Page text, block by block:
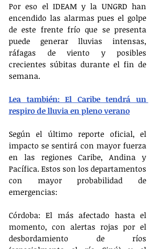
Por eso el IDEAM y la UNGRD han
encendido las alarmas pues el golpe
de este frente frío que se presenta
puede generar lluvias intensas,
ráfagas de viento y posibles
crecientes súbitas durante el fin de
semana.
Lea también: El Caribe tendrá un
respiro de lluvia en pleno verano
Según el último reporte oficial, el
impacto se sentirá con mayor fuerza
en las regiones Caribe, Andina y
Pacífica. Estos son los departamentos
con mayor probabilidad de
emergencias:
Córdoba: El más afectado hasta el
momento, con alertas rojas por el
desbordamiento de ríos